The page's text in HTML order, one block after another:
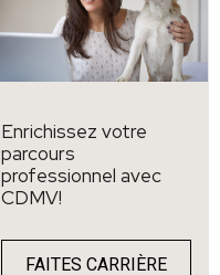
Enrichissez votre
parcours
professionnel avec
CDMV!
FAITES CARRIÈRE